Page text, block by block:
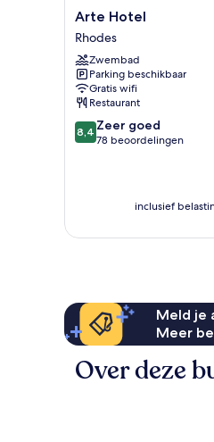
Arte
Hotel
Rhodes
Arte Hotel
Rhodes
Zwembad
Parking beschikbaar
Gratis wifi
Restaurant
8.4
van
8,4 Zeer goed
78 beoordelingen
inclusief
Meld je
Meer
Over deze